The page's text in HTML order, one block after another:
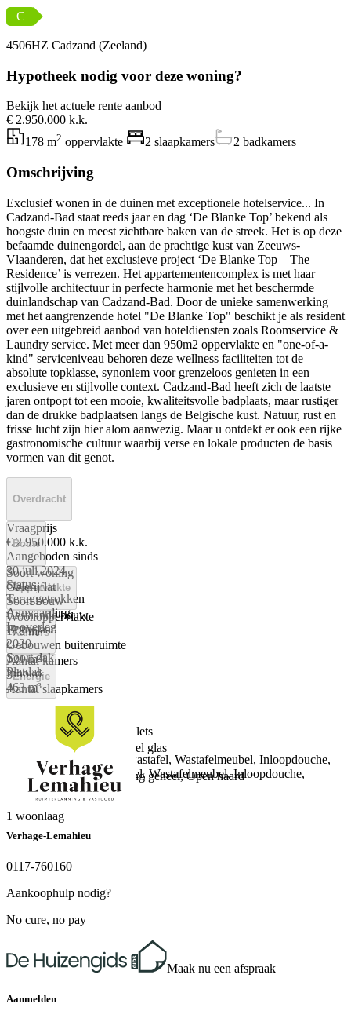
C
4506HZ Cadzand (Zeeland)
Hypotheek nodig voor deze woning?
Bekijk het actuele rente aanbod
€ 2.950.000 k.k.
178 m2 oppervlakte 2 slaapkamers 2 badkamers
Omschrijving
Exclusief wonen in de duinen met exceptionele hotelservice... In
Cadzand-Bad staat reeds jaar en dag ‘De Blanke Top’ bekend als
hoogste duin en meest zichtbare baken van de streek. Het is op deze
befaamde duinengordel, aan de prachtige kust van Zeeuws-
Vlaanderen, dat het exclusieve project ‘De Blanke Top – The
Residence’ is verrezen. Het appartementencomplex is met haar
stijlvolle architectuur in perfecte harmonie met het beschermde
duinlandschap van Cadzand-Bad. Door de unieke samenwerking
met het aangrenzende hotel "De Blanke Top" beschikt je als resident
over een uitgebreid aanbod van hoteldiensten zoals Roomservice &
Laundry service. Met meer dan 950m2 oppervlakte en "one-of-a-
kind" serviceniveau behoren deze wellness faciliteiten tot de
absolute topklasse, synoniem voor grenzeloos genieten in een
exclusieve en stijlvolle context. Cadzand-Bad heeft zich de laatste
jaren ontpopt tot een mooie, kwaliteitsvolle badplaats, maar rustiger
dan de drukke badplaatsen langs de Belgische kust. Natuur, rust en
frisse lucht zijn hier alom aanwezig. Maar u ontdekt er ook een rijke
gastronomische cultuur waarbij verse en lokale producten de basis
vormen van dit genot.
Overdracht
Vraagprijs
€ 2.950.000 k.k.
Aangeboden sinds
30 juli 2024
Status
Teruggetrokken
Aanvaarding
In overleg
Bouw
Soort woning
Galerijflat
Soort bouw
Bestaande bouw
Bouwjaar
2020
Soort dak
Platdak
Oppervlakte
Woonoppervlakte
178 m²
Gebouwen buitenruimte
121 m²
Inhoud
463 m³
Kamers
Aantal kamers
3
Aantal slaapkamers
2
Aantal badkamers
2 badkamers en 0 apart toilets
Badkamervoorzieningen
Ligbad, Toilet, Dubbele wastafel, Wastafelmeubel, Inloopdouche,
Vloerverwarming, Wastafel, Wastafelmeubel, Inloopdouche,
Vloerverwarming
Aantal woonlagen
1 woonlaag
Energie
Energielabel
Volledig geïsoleerd, Dubbel glas
Verwarming
CV ketel, Vloerverwarming geheel, Open haard
Warm water
CV ketel
Verhage-Lemahieu
0117-760160
Aankoophulp nodig?
No cure, no pay
Maak nu een afspraak
Aanmelden